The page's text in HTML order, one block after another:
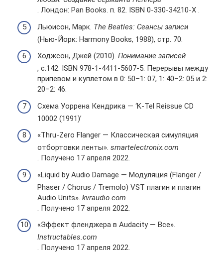
. Лондон: Pan Books. п. 82. ISBN 0-330-34210-X .
Льюисон, Марк. The Beatles: Сеансы записи
(Нью-Йорк: Harmony Books, 1988), стр. 70.
Ходжсон, Джей (2010). Понимание записей
, с.142. ISBN 978-1-4411-5607-5. Перерывы между
припевом и куплетом в 0: 50–1: 07, 1: 40–2: 05 и 2:
20–2: 46.
Схема Уоррена Кендрика — ‘K-Tel Reissue CD
10002 (1991)’
«Thru-Zero Flanger — Классическая симуляция
отбортовки ленты». smartelectronix.com
. Получено 17 апреля 2022.
«Liquid by Audio Damage — Модуляция (Flanger /
Phaser / Chorus / Tremolo) VST плагин и плагин
Audio Units». kvraudio.com
. Получено 17 апреля 2022.
«Эффект фленджера в Audacity — Все».
Instructables.com
. Получено 17 апреля 2022.